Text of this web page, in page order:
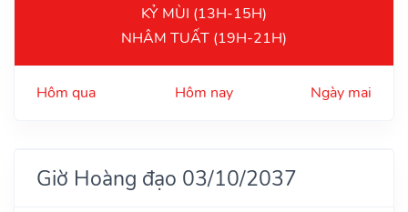
KỶ MÙI (13H-15H)
NHÂM TUẤT (19H-21H)
Hôm qua Hôm nay Ngày mai
Giờ Hoàng đạo 03/10/2037